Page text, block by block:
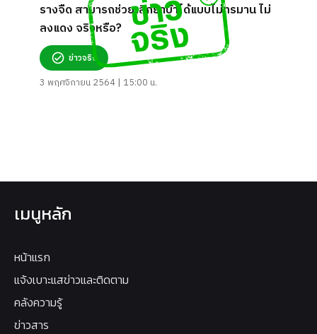
รางจืด สามารถช่วยเลิกยาบ้าได้แบบไม่ทรมาน ไม่
ลงแดง จริงหรือ?
ข่าวจริง
3 พฤศจิกายน 2564 | 15:00 น.
เมนูหลัก
หน้าแรก
แจ้งเบาะแสข่าวและติดตาม
คลังความรู้
ข่าวสาร